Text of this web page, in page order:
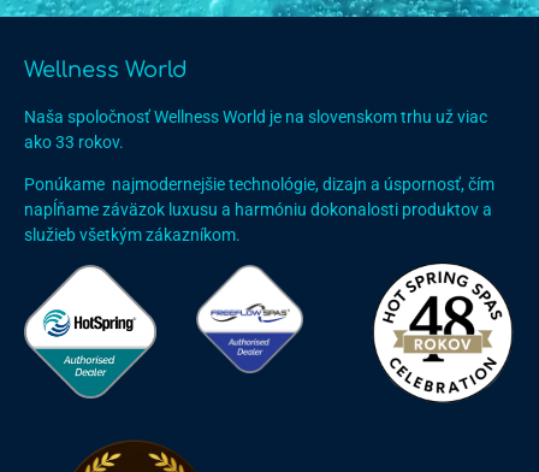
Wellness World
Naša spoločnosť Wellness World je na slovenskom trhu už viac
ako 33 rokov.
Ponúkame najmodernejšie technológie, dizajn a úspornosť, čím
napĺňame záväzok luxusu a harmóniu dokonalosti produktov a
služieb všetkým zákazníkom.